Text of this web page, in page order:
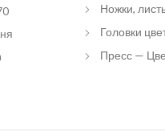
Ножки,
Головки
Пресс —